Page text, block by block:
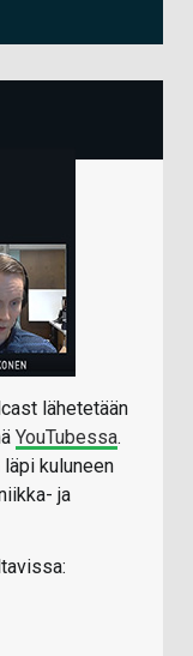
lähetetään
YouTubessa.
kuluneen
ja